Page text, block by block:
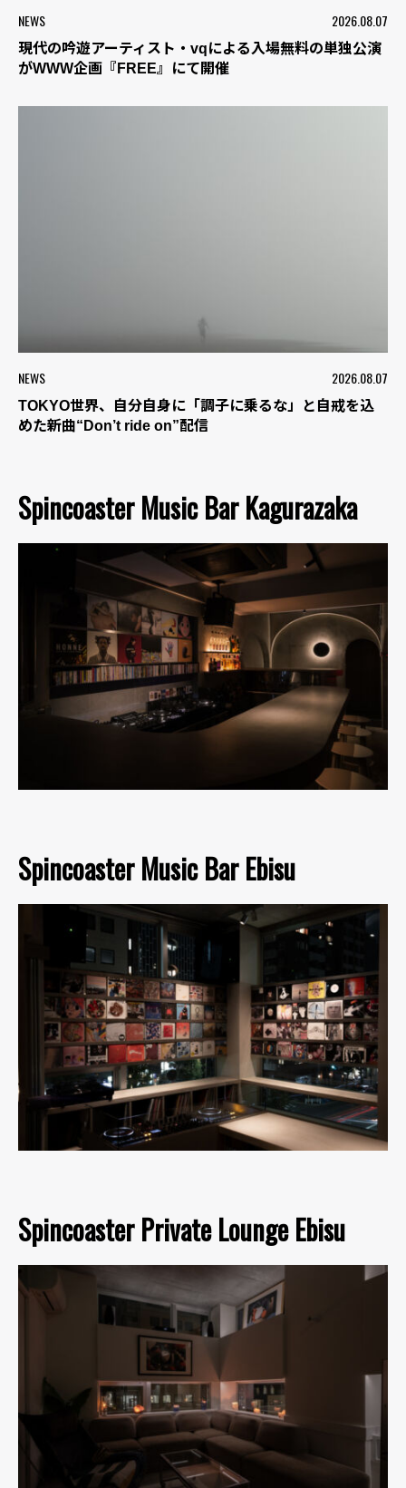
NEWS 2026.08.07
現代の吟遊アーティスト・vqによる入場無料の単独公演
がWWW企画『FREE』にて開催
NEWS 2026.08.07
TOKYO世界、自分自身に「調子に乗るな」と自戒を込
めた新曲“Don’t ride on”配信
Spincoaster Music Bar Kagurazaka
Spincoaster Music Bar Ebisu
Spincoaster Private Lounge Ebisu